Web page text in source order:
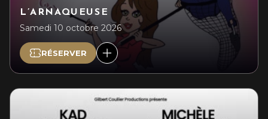
L’ARNAQUEUSE
Samedi 10 octobre 2026
RÉSERVER